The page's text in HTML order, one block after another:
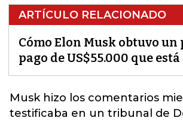
ARTÍCULO RELACIONADO
Cómo Elon Musk obtuvo un
pago de US$55.000 que
Musk hizo los comentarios
testificaba en un tribunal de